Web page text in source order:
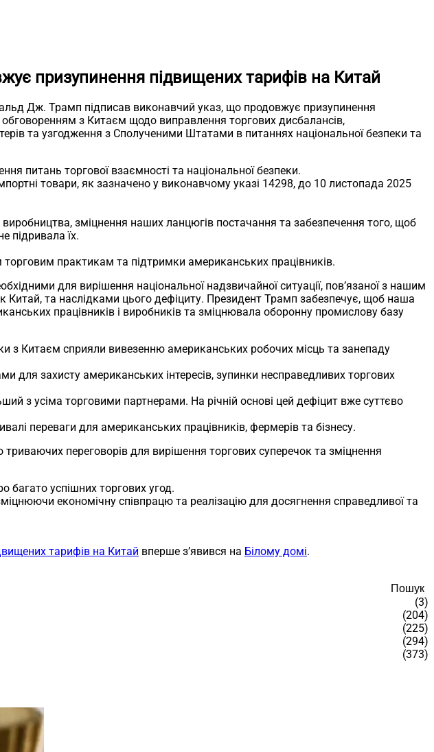
призупинення підвищених тарифів на Китай
Дж. Трамп підписав виконавчий указ, що продовжує призупинення
з Китаєм щодо виправлення торгових дисбалансів,
та узгодження з Сполученими Штатами в питаннях національної безпеки та
питань торгової взаємності та національної безпеки.
товари, як зазначено у виконавчому указі 14298, до 10 листопада 2025
зміцнення наших ланцюгів постачання та забезпечення того, щоб
підривала їх.
практикам та підтримки американських працівників.
для вирішення національної надзвичайної ситуації, пов’язаної з нашим
та наслідками цього дефіциту. Президент Трамп забезпечує, щоб наша
працівників і виробників та зміцнювала оборонну промислову базу
з Китаєм сприяли вивезенню американських робочих місць та занепаду
захисту американських інтересів, зупинки несправедливих торгових
з усіма торговими партнерами. На річній основі цей дефіцит вже суттєво
переваги для американських працівників, фермерів та бізнесу.
переговорів для вирішення торгових суперечок та зміцнення
багато успішних торгових угод.
економічну співпрацю та реалізацію для досягнення справедливої та
тарифів на Китай вперше з’явився на Білому домі.
Пошук
(3)
(204)
(225)
(294)
(373)